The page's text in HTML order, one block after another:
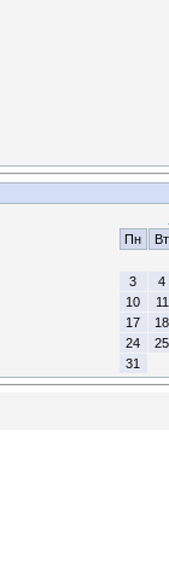
Пн
Вт
3
4
10
11
17
18
24
25
31